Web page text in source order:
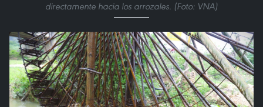
directamente hacia los arrozales. (Foto: VNA)